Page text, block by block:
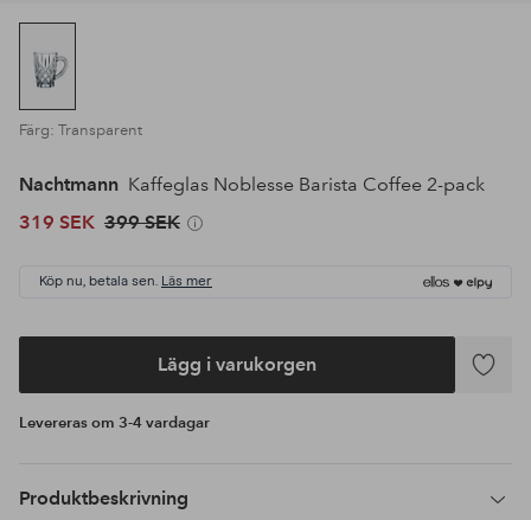
Färg: Transparent
Nachtmann Kaffeglas Noblesse Barista Coffee 2-pack
319 SEK 399 SEK
Köp nu, betala sen. Läs mer
Lägg i varukorgen
Lägg
Levereras om 3-4 vardagar
Produktbeskrivning